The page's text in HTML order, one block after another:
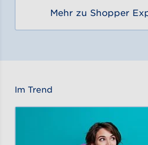
Mehr zu Shopper
Im Trend